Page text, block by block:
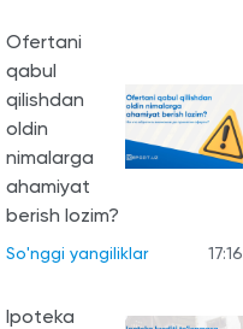
Ofertani
qabul
qilishdan
oldin
nimalarga
ahamiyat
berish lozim?
So'nggi yangiliklar 17:16
Ipoteka